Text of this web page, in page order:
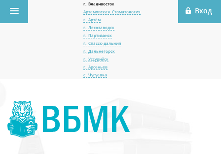
г. Владивосток
Артемовская Стоматология
г. Артём
г. Лесозаводск
г. Партизанск
г. Спасск-дальний
г. Дальнегорск
г. Уссурийск
г. Арсеньев
с. Чугуевка